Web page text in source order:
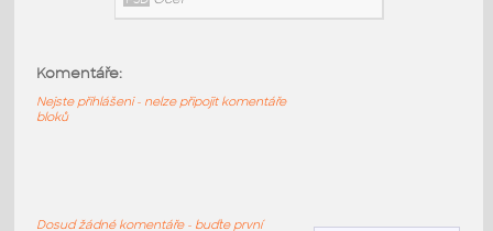
F3D Ocel
F3D Ocel
Komentáře:
Nejste přihlášeni - nelze připojit komentáře
bloků
Dosud žádné komentáře - buďte první